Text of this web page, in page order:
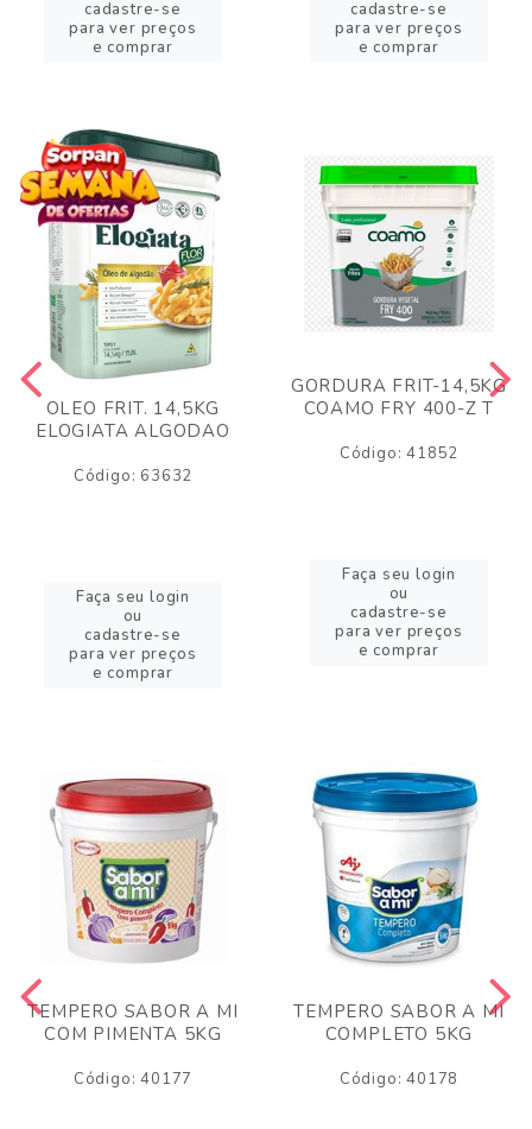
cadastre-se
para ver preços
e comprar
cadastre-se
para ver preços
e comprar
OLEO FRIT. 14,5KG
ELOGIATA ALGODAO
Código: 63632
Faça seu login
ou
cadastre-se
para ver preços
e comprar
GORDURA FRIT-14,5KG
COAMO FRY 400-Z T
Código: 41852
Faça seu login
ou
cadastre-se
para ver preços
e comprar
TEMPERO SABOR A MI
COM PIMENTA 5KG
Código: 40177
TEMPERO SABOR A MI
COMPLETO 5KG
Código: 40178